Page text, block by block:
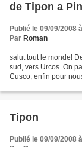
de Tipon a
Publié le 09/09/2008
Par Roman
salut tout le monde!
sud, vers Urcos. On
Cusco, enfin pour
Tipon
Publié le 09/09/2008